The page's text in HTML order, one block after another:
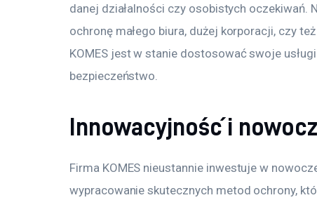
danej działalności czy osobistych oczekiwań.
ochronę małego biura, dużej korporacji, czy
KOMES jest w stanie dostosować swoje
bezpieczeństwo.
Innowacyjność i
Firma KOMES nieustannie inwestuje w
wypracowanie skutecznych metod ochrony,